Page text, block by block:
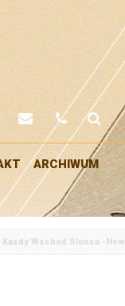
ARCHIWUM
Kazdy Wschod Slonca -New